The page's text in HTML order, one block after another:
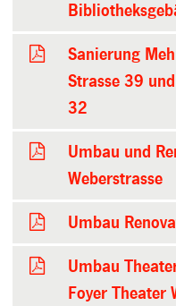
Sanierung
Strasse 39
32
Umbau und
Weberstrasse
Umbau
Umbau
Foyer Theater